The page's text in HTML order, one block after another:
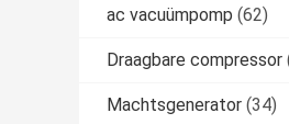
ac vacuümpomp (62)
Draagbare compressor
Machtsgenerator (34)